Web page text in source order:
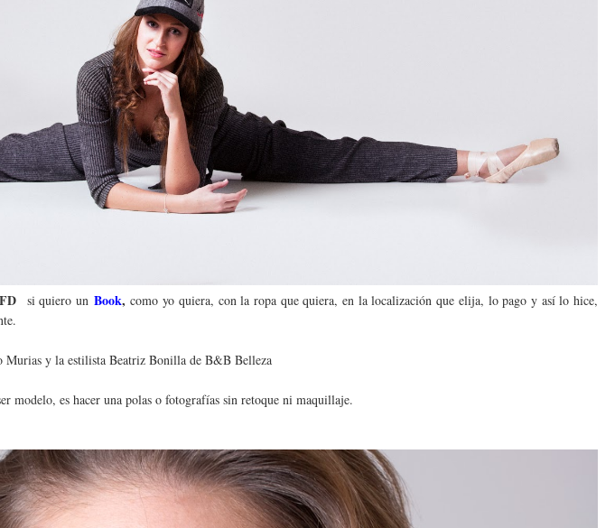
si quiero un Book, como yo quiera, con la ropa que quiera, en la localización que elija, lo pago y así lo hice,
Murias y la estilista Beatriz Bonilla de B&B Belleza
modelo, es hacer una polas o fotografías sin retoque ni maquillaje.